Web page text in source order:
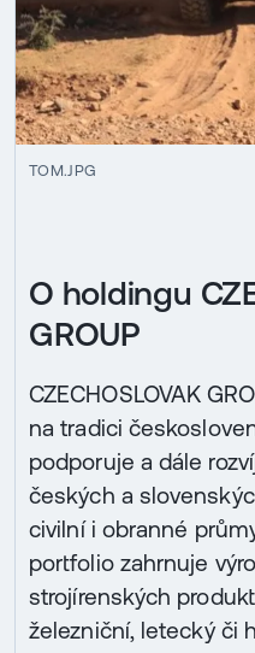
TOM.JPG
O holdingu
GROUP
CZECHOSLOVAK
na tradici
podporuje a dále
českých a
civilní i obranné
portfolio zahrnuje
strojírenských
železniční, letecký či